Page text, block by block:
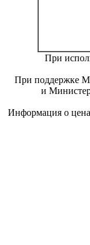
При
При поддержке
и
Информация о